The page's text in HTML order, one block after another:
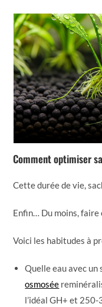
Comment optimiser
Cette durée de vie,
Enfin… Du moins, faire
Voici les habitudes à
Quelle eau avec un
osmosée
l’idéal GH+ et 250-